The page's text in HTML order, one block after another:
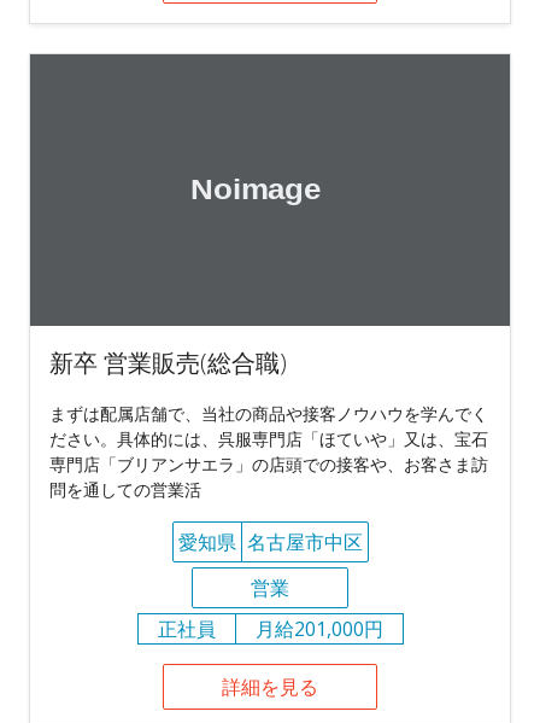
新卒 営業販売(総合職)
まずは配属店舗で、当社の商品や接客ノウハウを学んでく
ださい。具体的には、呉服専門店「ほていや」又は、宝石
専門店「ブリアンサエラ」の店頭での接客や、お客さま訪
問を通しての営業活
愛知県 名古屋市中区
営業
正社員
月給201,000円
詳細を見る